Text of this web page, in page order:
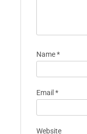
Name*
Email *
Website